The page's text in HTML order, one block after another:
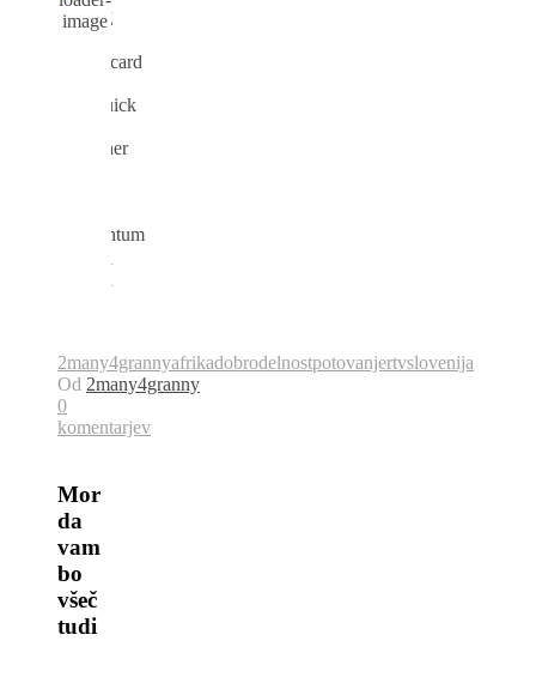
2many4grannyafrikadobrodelnostpotovanjertvslovenija
Od 2many4granny
0
komentarjev
Mor
da
vam
bo
všeč
tudi